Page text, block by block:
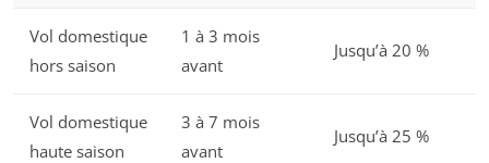
Vol domestique
hors saison
1 à 3 mois
avant
Jusqu’à 20 %
Vol domestique
haute saison
3 à 7 mois
avant
Jusqu’à 25 %